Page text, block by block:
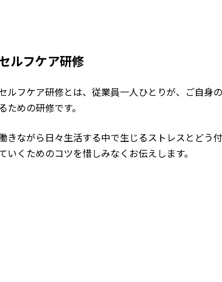
ルフケア研修
ルフケア研修とは、従業員一人ひとりが、ご自身
るための研修です。
きながら日々生活する中で生じるストレスとどう
いくためのコツを惜しみなくお伝えします。